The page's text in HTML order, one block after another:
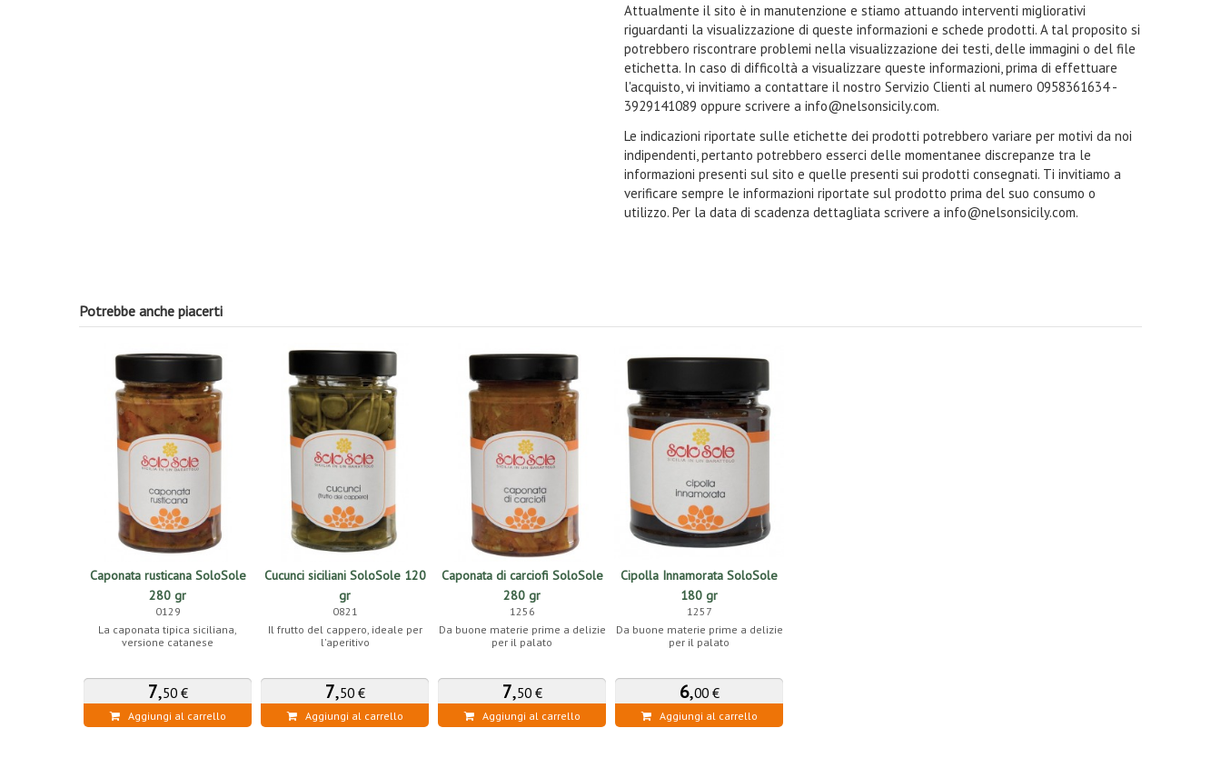
Attualmente il sito è in manutenzione e stiamo attuando interventi migliorativi
riguardanti la visualizzazione di queste informazioni e schede prodotti. A tal proposito si
potrebbero riscontrare problemi nella visualizzazione dei testi, delle immagini o del file
etichetta. In caso di difficoltà a visualizzare queste informazioni, prima di effettuare
l'acquisto, vi invitiamo a contattare il nostro Servizio Clienti al numero 0958361634 -
3929141089 oppure scrivere a info@nelsonsicily.com.
Le indicazioni riportate sulle etichette dei prodotti potrebbero variare per motivi da noi
indipendenti, pertanto potrebbero esserci delle momentanee discrepanze tra le
informazioni presenti sul sito e quelle presenti sui prodotti consegnati. Ti invitiamo a
verificare sempre le informazioni riportate sul prodotto prima del suo consumo o
utilizzo. Per la data di scadenza dettagliata scrivere a info@nelsonsicily.com.
Potrebbe anche piacerti
Caponata rusticana SoloSole
280 gr
0129
La caponata tipica siciliana,
versione catanese
7,50 €
Aggiungi al carrello
Cucunci siciliani SoloSole 120
gr
0821
Il frutto del cappero, ideale per
l'aperitivo
7,50 €
Aggiungi al carrello
Caponata di carciofi SoloSole
280 gr
1256
Da buone materie prime a delizie
per il palato
7,50 €
Aggiungi al carrello
Cipolla Innamorata SoloSole
180 gr
1257
Da buone materie prime a delizie
per il palato
6,00 €
Aggiungi al carrello